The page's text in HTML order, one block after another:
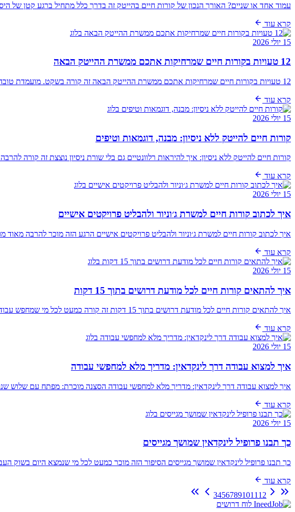
עמוד אחד או שניים? האורך הנכון של קורות חיים בהייטק זה בדרך כלל מתחיל ברגע קטן
קרא עוד
בלוג
15 יולי 2026
12 טעויות בקורות חיים שמרחיקות אתכם ממשרת ההייטק הבאה
12 טעויות בקורות חיים שמרחיקות אתכם ממשרת ההייטק הבאה זה קורה בשקט. מועמדת טובה, עם שנתיים ניסיון ב-QA, שולחת קורות חיים לעשר משרות. מפתח backend מ…
קרא עוד
בלוג
15 יולי 2026
קורות חיים להייטק ללא ניסיון: מבנה, דוגמאות וטיפים
קורות חיים להייטק ללא ניסיון: איך להיראות רלוונטיים גם בלי שורת ניסיון נוצצת זה
קרא עוד
בלוג
15 יולי 2026
איך לכתוב קורות חיים למשרת ג׳וניור ולהבליט פרויקטים אישיים
איך לכתוב קורות חיים למשרת ג׳וניור ולהבליט פרויקטים אישיים הרגע הזה מוכר להרבה
קרא עוד
בלוג
15 יולי 2026
איך להתאים קורות חיים לכל מודעת דרושים בתוך 15 דקות
איך להתאים קורות חיים לכל מודעת דרושים בתוך 15 דקות זה קורה כמעט לכל מי שמחפש עבודה בהייטק. רואים משרה שנשמעת בול: סטאק מוכר, תחום מעניין, חברה שנר…
קרא עוד
בלוג
15 יולי 2026
איך למצוא עבודה דרך לינקדאין: מדריך מלא למחפשי עבודה
איך למצוא עבודה דרך לינקדאין: מדריך מלא למחפשי עבודה הסצנה מוכרת: מפתח עם שלוש
קרא עוד
בלוג
15 יולי 2026
כך תבנו פרופיל לינקדאין שמושך מגייסים
כך תבנו פרופיל לינקדאין שמושך מגייסים הסיפור הזה מוכר כמעט לכל מי שנמצא היום בשוק
קרא עוד
34567891011 12
לוח דרושים